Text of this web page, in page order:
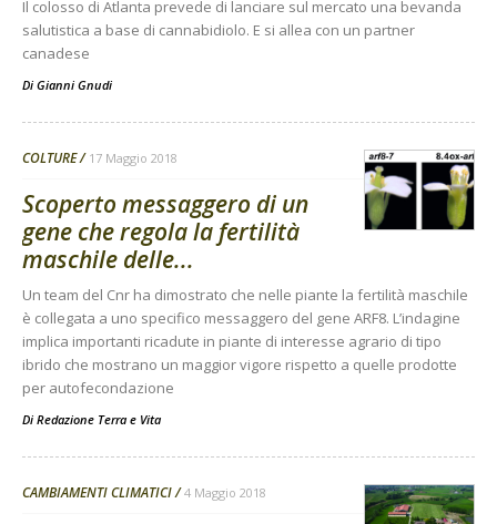
Il colosso di Atlanta prevede di lanciare sul mercato una bevanda
salutistica a base di cannabidiolo. E si allea con un partner
canadese
Di Gianni Gnudi
COLTURE 17 Maggio 2018
Scoperto messaggero di un
gene che regola la fertilità
maschile delle...
Un team del Cnr ha dimostrato che nelle piante la fertilità maschile
è collegata a uno specifico messaggero del gene ARF8. L’indagine
implica importanti ricadute in piante di interesse agrario di tipo
ibrido che mostrano un maggior vigore rispetto a quelle prodotte
per autofecondazione
Di Redazione Terra e Vita
CAMBIAMENTI CLIMATICI 4 Maggio 2018